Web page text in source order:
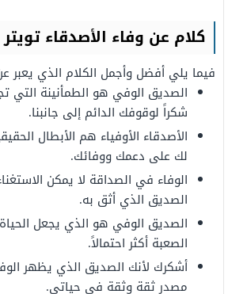
كلام عن وفاء الأصدقاء تويتر
فيما يلي أفضل وأجمل الكلام الذي يعبر
الصديق الوفي هو الطمأنينة التي
شكراً لوقوفك الدائم إلى جانبنا.
الأصدقاء الأوفياء هم الأبطال
لك على دعمك ووفائك.
الوفاء في الصداقة لا يمكن
الصديق الذي أثق به.
الصديق الوفي هو الذي يجعل
الصعبة أكثر احتمالاً.
أشكرك لأنك الصديق الذي يظهر
مصدرثقة وثقة في حياتي.